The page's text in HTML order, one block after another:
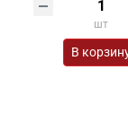
шт
В